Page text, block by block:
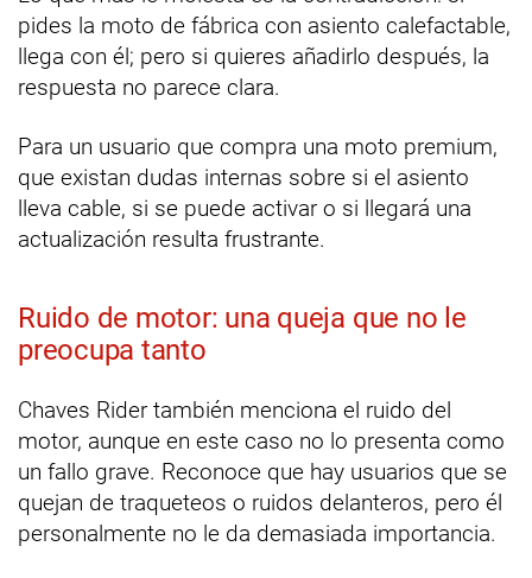
pides la moto de fábrica con asiento calefactable,
llega con él; pero si quieres añadirlo después, la
respuesta no parece clara.
Para un usuario que compra una moto premium,
que existan dudas internas sobre si el asiento
lleva cable, si se puede activar o si llegará una
actualización resulta frustrante.
Ruido de motor: una queja que no le
preocupa tanto
Chaves Rider también menciona el ruido del
motor, aunque en este caso no lo presenta como
un fallo grave. Reconoce que hay usuarios que se
quejan de traqueteos o ruidos delanteros, pero él
personalmente no le da demasiada importancia.